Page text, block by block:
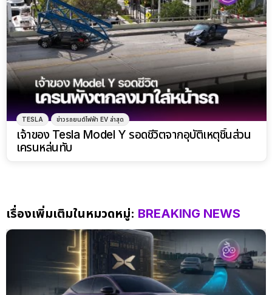
TESLA ข่าวรถยนต์ไฟฟ้า EV ล่าสุด
เจ้าของ Tesla Model Y รอดชีวิตจากอุบัติเหตุชิ้นส่วน
เครนหล่นทับ
เรื่องเพิ่มเติมในหมวดหมู่: BREAKING NEWS